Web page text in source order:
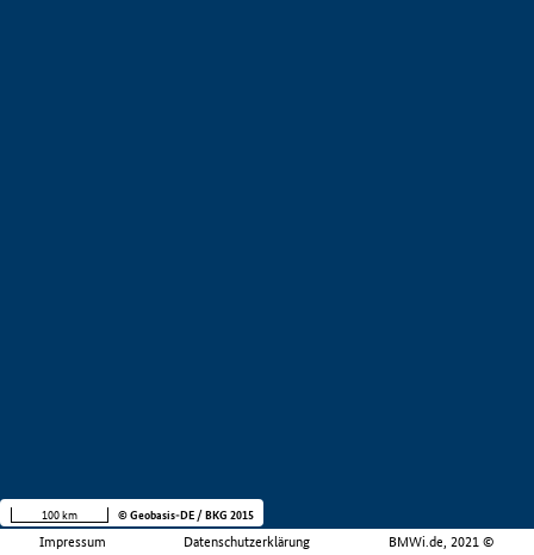
Impressum Datenschutzerklärung BMWi.de, 2021 ©
100 km © Geobasis-DE / BKG 2015